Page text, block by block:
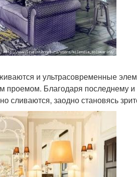
и ультрасовременные
Благодаря последнему и
сливаются, заодно становясь